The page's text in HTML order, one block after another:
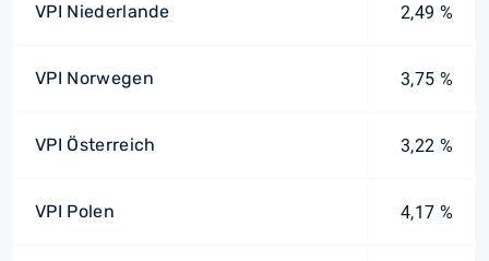
VPI Niederlande 2,49 %
VPI Norwegen 3,75 %
VPI Österreich 3,22 %
VPI Polen 4,17 %